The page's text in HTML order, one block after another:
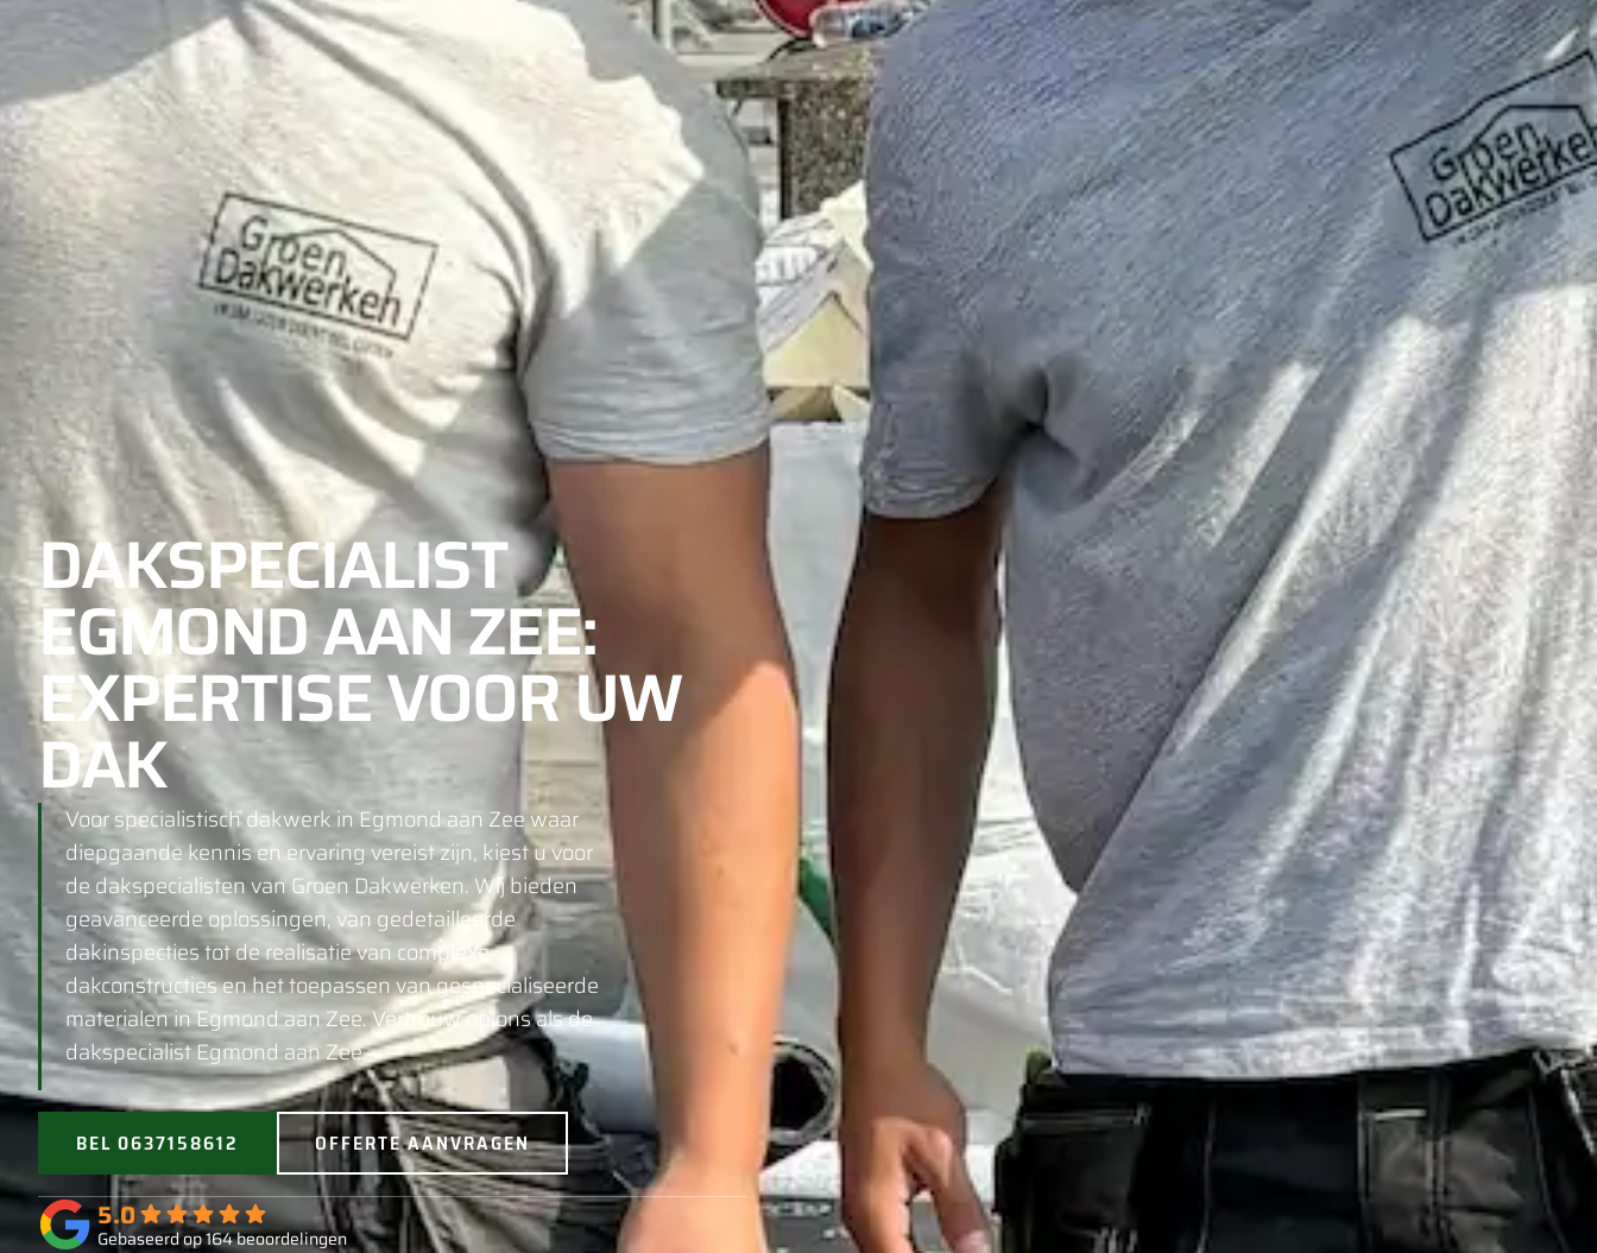
DAKSPECIALIST
EGMOND AAN ZEE:
EXPERTISE VOOR UW
DAK
Voor specialistisch dakwerk in Egmond aan Zee waar
diepgaande kennis en ervaring vereist zijn, kiest u voor
de dakspecialisten van Groen Dakwerken. Wij bieden
geavanceerde oplossingen, van gedetailleerde
dakinspecties tot de realisatie van complexe
dakconstructies en het toepassen van gespecialiseerde
materialen in Egmond aan Zee. Vertrouw op ons als de
dakspecialist Egmond aan Zee.
BEL 0637158612 OFFERTE AANVRAGEN
5.0
Gebaseerd op 164 beoordelingen